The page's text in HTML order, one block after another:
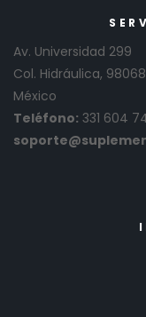
Av. Universidad 299
Col. Hidráulica,
México
Teléfono: 331 604